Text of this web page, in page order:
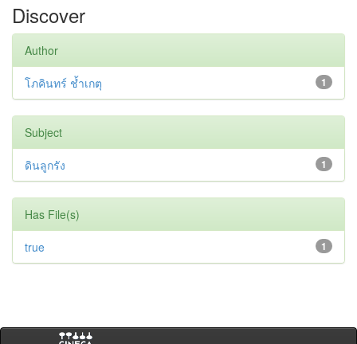
Discover
Author
1
โภคินทร์ ช้ำเกตุ
Subject
1
ดินลูกรัง
Has File(s)
1
true